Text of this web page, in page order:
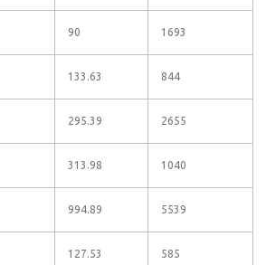
90 1693
133.63 844
295.39 2655
313.98 1040
994.89 5539
127.53 585